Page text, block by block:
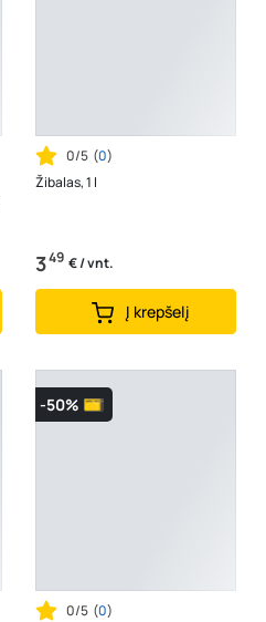
0/5 (0)
Žibalas, 1 l
349 € / vnt.
Į krepšelį
-50%
0/5 (0)